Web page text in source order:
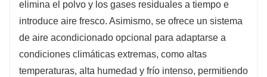
elimina el polvo y los gases residuales a tiempo e
introduce aire fresco. Asimismo, se ofrece un sistema
de aire acondicionado opcional para adaptarse a
condiciones climáticas extremas, como altas
temperaturas, alta humedad y frío intenso, permitiendo